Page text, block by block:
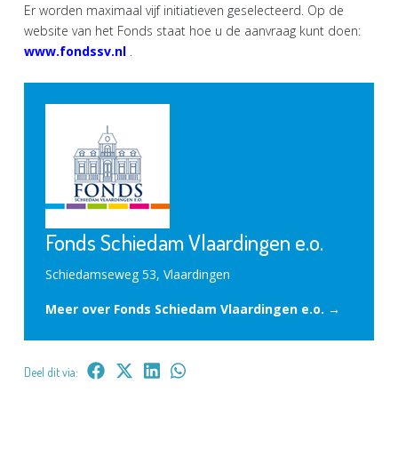
Er worden maximaal vijf initiatieven geselecteerd. Op de
website van het Fonds staat hoe u de aanvraag kunt doen:
www.fondssv.nl
Fonds Schiedam Vlaardingen e.o.
Schiedamseweg 53, Vlaardingen
Meer over Fonds Schiedam Vlaardingen e.o. →
Deel dit via: